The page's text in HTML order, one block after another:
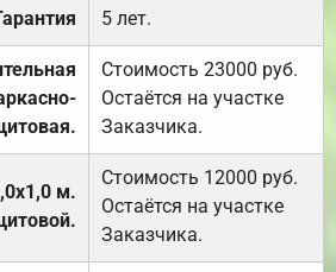
5 лет.
Стоимость 23000 руб.
Остаётся на участке
Заказчика.
м.
Стоимость 12000 руб.
Остаётся на участке
Заказчика.